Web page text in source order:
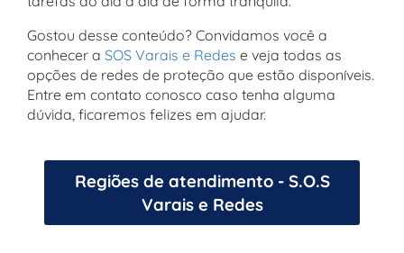
Gostou desse conteúdo? Convidamos você a
conhecer a SOS Varais e Redes e veja todas as
opções de redes de proteção que estão disponíveis.
Entre em contato conosco caso tenha alguma
dúvida, ficaremos felizes em ajudar.
Regiões de atendimento - S.O.S
Varais e Redes